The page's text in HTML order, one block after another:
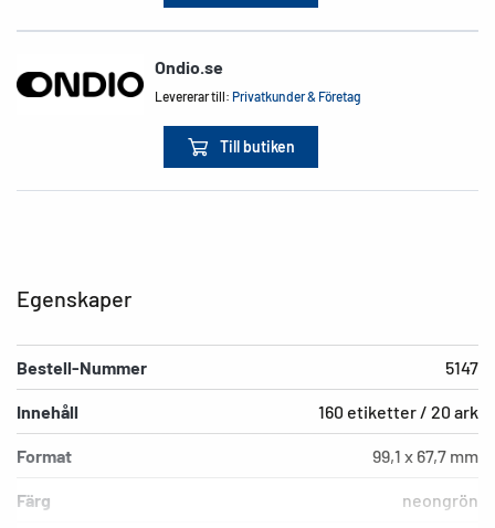
Ondio.se
Levererar till:Privatkunder & Företag
Till butiken
Egenskaper
Bestell-Nummer 5147
Innehåll 160 etiketter / 20 ark
Format 99,1 x 67,7 mm
Färg neongrön